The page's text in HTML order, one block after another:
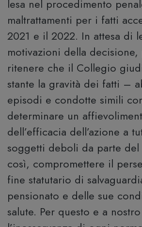
lesa nel procedimento
maltrattamenti per i fatti
2021 e il 2022. In attesa di
motivazioni della decisione,
ritenere che il Collegio
stante la gravità dei fatti –
episodi e condotte simili
determinare un
dell’efficacia dell’azione a
soggetti deboli da parte del
così, compromettere il
fine statutario di
pensionato e delle sue
salute. Per questo e a